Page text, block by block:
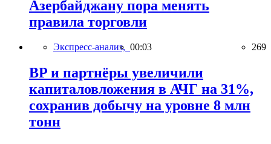
Азербайджану пора менять
правила торговли
Экспресс-анализ, 00:03 269
BP и партнёры увеличили
капиталовложения в АЧГ на 31%,
сохранив добычу на уровне 8 млн
тонн